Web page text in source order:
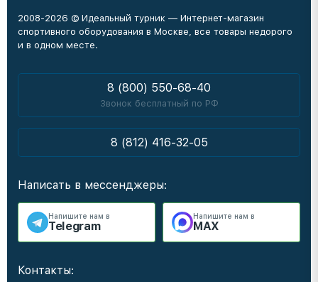
2008-2026 © Идеальный турник — Интернет-магазин
спортивного оборудования в Москве, все товары недорого
и в одном месте.
8 (800) 550-68-40
Звонок бесплатный по РФ
8 (812) 416-32-05
Написать в мессенджеры:
Напишите нам в
Telegram
Напишите нам в
MAX
Контакты: